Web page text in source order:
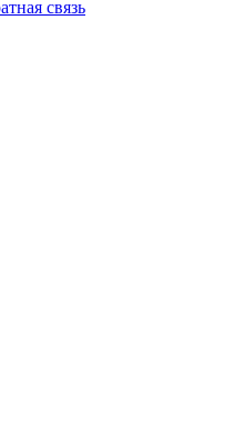
связь